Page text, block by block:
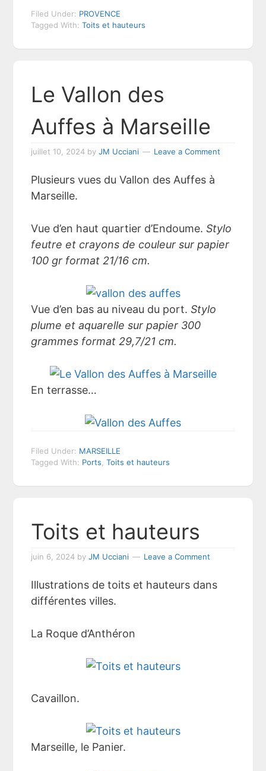
Filed Under: PROVENCE
Tagged With:Toits et hauteurs
Le Vallon des
Auffes à Marseille
juillet 10, 2024 byJM Ucciani Leave a Comment
Plusieurs vues du Vallon des Auffes à
Marseille.
Vue d’en haut quartier d’Endoume.Stylo
feutre et crayons de couleur sur papier
100 gr format 21/16 cm.
Vue d’en bas au niveau du port.Stylo
plume et aquarelle sur papier 300
grammes format 29,7/21 cm.
En terrasse…
Filed Under: MARSEILLE
Tagged With: Ports,Toits et hauteurs
Toits et hauteurs
juin 6, 2024 byJM Ucciani Leave a Comment
Illustrations de toits et hauteurs dans
différentes villes.
La Roque d’Anthéron
Cavaillon.
Marseille, le Panier.